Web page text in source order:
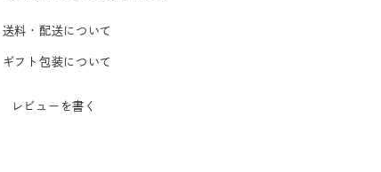
送料・配送について
ギフト包装について
レビューを書く